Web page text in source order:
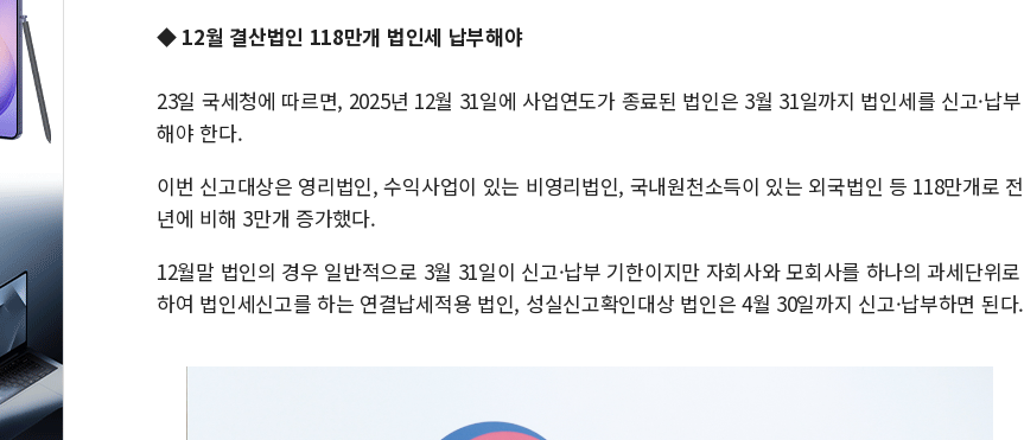
◆ 12월 결산법인 118만개 법인세 납부해야
23일 국세청에 따르면, 2025년 12월 31일에 사업연도가 종료된 법인은 3월 31일까지 법인세를 신고·납부
해야 한다.
이번 신고대상은 영리법인, 수익사업이 있는 비영리법인, 국내원천소득이 있는 외국법인 등 118만개로 전
년에 비해 3만개 증가했다.
12월말 법인의 경우 일반적으로 3월 31일이 신고·납부 기한이지만 자회사와 모회사를 하나의 과세단위로
하여 법인세신고를 하는 연결납세적용 법인, 성실신고확인대상 법인은 4월 30일까지 신고·납부하면 된다.